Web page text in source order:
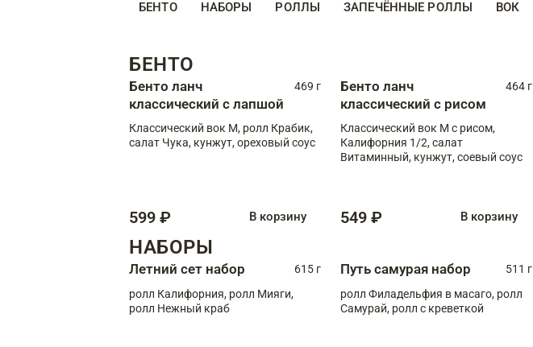
БЕНТО НАБОРЫ РОЛЛЫ ЗАПЕЧЁННЫЕ РОЛЛЫ ВОК
БЕНТО
Бенто ланч
классический с лапшой
469 г
Классический вок М, ролл Крабик,
салат Чука, кунжут, ореховый соус
599 ₽ В корзину
Бенто ланч
классический с рисом
464 г
Классический вок М с рисом,
Калифорния 1/2, салат
Витаминный, кунжут, соевый соус
549 ₽ В корзину
НАБОРЫ
Летний сет набор
615 г
ролл Калифорния, ролл Мияги,
ролл Нежный краб
Путь самурая набор
511 г
ролл Филадельфия в масаго, ролл
Самурай, ролл с креветкой